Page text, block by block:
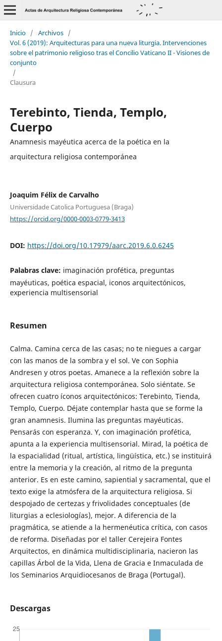
Inicio / Archivos /
Vol. 6 (2019): Arquitecturas para una nueva liturgia. Intervenciones
sobre el patrimonio religioso tras el Concilio Vaticano II - Visiones de
conjunto
/
Clausura
Terebinto, Tienda, Templo,
Cuerpo
Anamnesis mayéutica acerca de la poética en la
arquitectura religiosa contemporánea
Joaquim Félix de Carvalho
Universidade Catolica Portuguesa (Braga)
https://orcid.org/0000-0003-0779-3413
DOI: https://doi.org/10.17979/aarc.2019.6.0.6245
Palabras clave: imaginación profética, preguntas
mayéuticas, poética espacial, iconos arquitectónicos,
experiencia multisensorial
Resumen
Calma. Camina cerca de las casas; no te niegues a cargar
con las manos de la sombra y el sol. Ve con Sophia
Andresen y otros poetas. Amanece a la reflexión sobre la
arquitectura religiosa contemporánea. Solo siéntate. Se
ofrecen cuatro íconos arquitectónicos: Terebinto, Tienda,
Templo, Cuerpo. Déjate contemplar hasta que se forme la
gran anamnesis. Ilumina las preguntas mayéuticas.
Pensarás con esperanza. Y, con imaginación profética,
apunta a la experiencia multisensorial. Mirad, la poética de
la espacialidad (ritual, artística, lingüística, etc.) se instituirá
entre la memoria y la creación, al ritmo de la pregunta
anterior. Es en este camino, sapiential y sacramental, que el
texto exige la atmósfera de la arquitectura religiosa. Si
despojado de certezas y frivolidades conceptuales (de
liturgias a eclesiologías), mejor. A diferencia de la
pragmática, se atiende a la hermenéutica crítica, con casos
de reforma. Diseñadas por el taller Cerejeira Fontes
Arquitectos, en dinámica multidisciplinaria, nacieron las
capillas Árbol de la Vida, Llena de Gracia e Inmaculada de
los Seminarios Arquidiocesanos de Braga (Portugal).
Descargas